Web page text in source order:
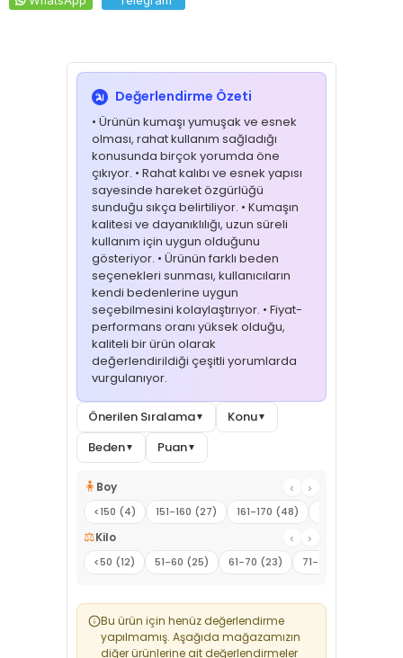
✔️Aile Sağlığı Çalışanları
30°C’de kısa programda yıkama önerilir
Ağartıcı kullanmayınız
Düşük ısıda ütü ve kurutma önerilir
SEO Anahtar Kelimeler
mint yeşili scrubs, aile sağlığı scrubs forması, bermuda scrubs,
pantone 14-5416 tcx forma, aile hekimliği üniforması, sağlık
ocağı forması, unisex scrubs takım, nefes alan sağlık forması,
likralı scrubs, sağlık bakanlığı uyumlu forma
Değerlendirme Özeti
• Ürünün kumaşı yumuşak ve esnek
olması, rahat kullanım sağladığı
konusunda birçok yorumda öne
çıkıyor. • Rahat kalıbı ve esnek yapısı
sayesinde hareket özgürlüğü
sunduğu sıkça belirtiliyor. • Kumaşın
kalitesi ve dayanıklılığı, uzun süreli
kullanım için uygun olduğunu
gösteriyor. • Ürünün farklı beden
seçenekleri sunması, kullanıcıların
kendi bedenlerine uygun
seçebilmesini kolaylaştırıyor. • Fiyat-
performans oranı yüksek olduğu,
kaliteli bir ürün olarak
değerlendirildiği çeşitli yorumlarda
vurgulanıyor.
Önerilen Sıralama▼ Konu▼
Beden▼ Puan▼
🧍 Boy ‹
›
<150 (4)
151-160 (27) 161-170 (48) 171-180 (12)
⚖️Kilo ‹
›
<50 (12)
51-60 (25) 61-70 (23) 71-80 (13)
Bu ürün için henüz değerlendirme
yapılmamış. Aşağıda mağazamızın
diğer ürünlerine ait değerlendirmeler